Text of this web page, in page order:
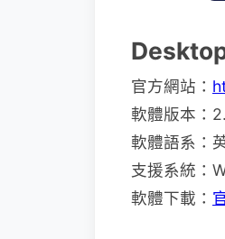
官方網站：
軟體版本：
軟體語系：
支援系統：
軟體下載：